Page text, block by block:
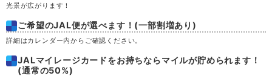
光景が広がります！
ご希望のJAL便が選べます！(一部割増あり)
詳細はカレンダー内からご確認ください。
JALマイレージカードをお持ちならマイルが貯められます！
(通常の50%)